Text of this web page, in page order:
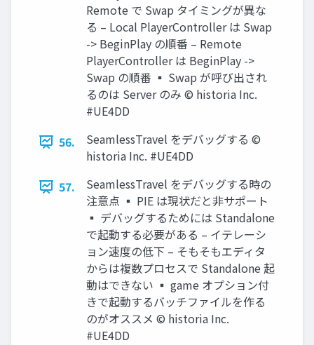
Remote で Swap タイミングが異な
る – Local PlayerController は Swap
-> BeginPlay の順番 – Remote
PlayerController は BeginPlay ->
Swap の順番 ▪ Swap が呼び出され
るのは Server のみ © historia Inc.
#UE4DD
56.
SeamlessTravel をデバッグする ©
historia Inc. #UE4DD
57.
SeamlessTravel をデバッグする時の
注意点 ▪ PIE は現状だと非サポート
▪ デバッグするためには Standalone
で起動する必要がある – イテレーシ
ョン速度の低下 – そもそもエディタ
からは複数プロセスで Standalone 起
動はできない ▪ game オプション付
きで起動するバッチファイルを作る
のがオススメ © historia Inc.
#UE4DD